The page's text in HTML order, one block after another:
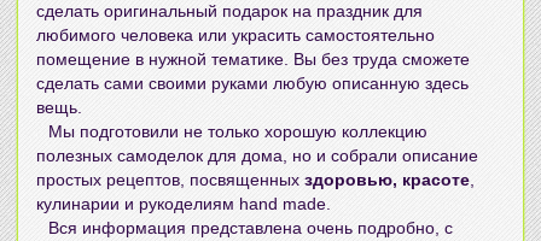
сделать оригинальный подарок на праздник для
любимого человека или украсить самостоятельно
помещение в нужной тематике. Вы без труда сможете
сделать сами своими руками любую описанную здесь
вещь.
Мы подготовили не только хорошую коллекцию
полезных самоделок для дома , но и собрали описание
простых рецептов, посвященных здоровью, красоте
кулинарии и рукоделиям hand made.
Вся информация представлена очень подробно, с